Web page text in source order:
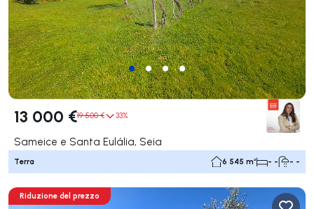
13 000 €19 500 € 33%
Sameice e Santa Eulália, Seia
Terra 6 545 m² - - - -
Riduzione del prezzo